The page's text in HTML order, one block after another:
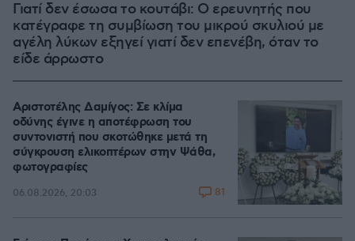
Γιατί δεν έσωσα το κουτάβι: Ο ερευνητής που
κατέγραφε τη συμβίωση του μικρού σκυλιού με
αγέλη λύκων εξηγεί γιατί δεν επενέβη, όταν το
είδε άρρωστο
Αριστοτέλης Δαμίγος: Σε κλίμα
οδύνης έγινε η αποτέφρωση του
συντονιστή που σκοτώθηκε μετά τη
σύγκρουση ελικοπτέρων στην Ψάθα,
φωτογραφίες
06.08.2026, 20:03 81